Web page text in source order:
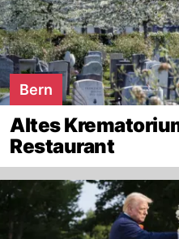
Bern
Altes
Restaurant